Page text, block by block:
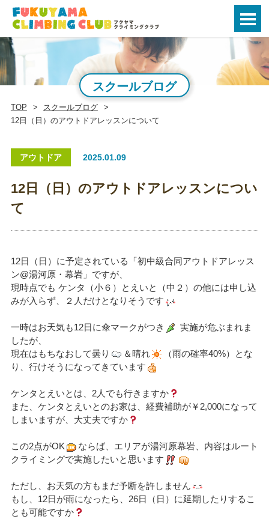
スクールブログ
TOP
スクールブログ
12日（日）のアウトドアレッスンについて
アウトドア 2025.01.09
12日（日）のアウトドアレッスンについ
て
12日（日）に予定されている「初中級合同アウトドアレッス
ン@湯河原・幕岩」ですが、
現時点でも ケンタ（小６）とえいと（中２）の他には申し込
みが入らず、２人だけとなりそうです
一時はお天気も12日に傘マークがつき
実施が危ぶまれま
したが、
現在はもちなおして曇り
＆晴れ
（雨の確率40%）とな
り、行けそうになってきています
ケンタとえいとは、2人でも行きますか
また、ケンタとえいとのお家は、経費補助が￥2,000になって
しまいますが、大丈夫ですか
この2点がOK
ならば、エリアが湯河原幕岩、内容はルート
クライミングで実施したいと思います
ただし、お天気の方もまだ予断を許しません
もし、12日が雨になったら、26日（日）に延期したりするこ
とも可能ですか